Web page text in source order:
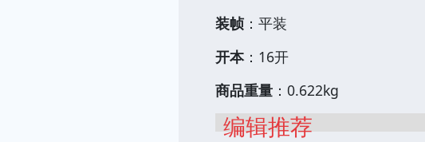
装帧 ：平装
开本：16开
商品重量 ：0.622kg
编辑推荐